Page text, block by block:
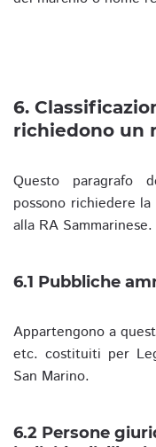
6.
richiedono un
Questo paragrafo
possono richiedere
alla RA Sammarinese.
6.1 Pubbliche
Appartengono a
etc. costituiti per
San Marino.
6.2 Persone